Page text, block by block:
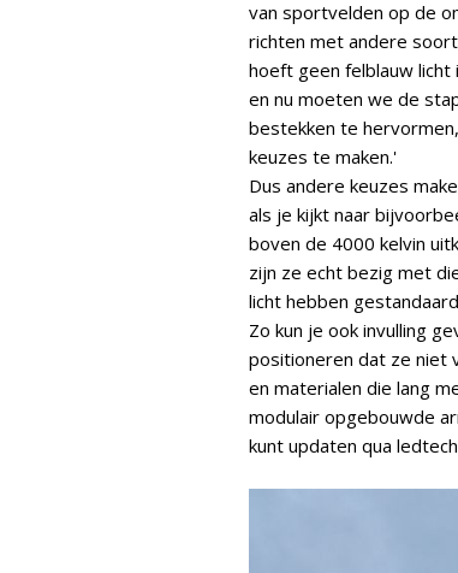
van sportvelden op de
richten met andere
hoeft geen felblauw
en nu moeten we de
bestekken te
keuzes te maken.'
Dus andere keuzes
als je kijkt naar
boven de 4000 kelvin
zijn ze echt bezig met
licht hebben
Zo kun je ook invulling
positioneren dat ze niet
en materialen die lang
modulair opgebouwde
kunt updaten qua